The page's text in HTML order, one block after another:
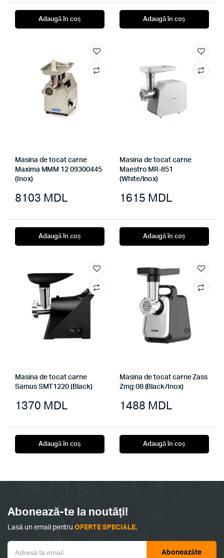
Adaugă în coș Adaugă în coș
Masina de tocat carne
Maxima MMM 12 09300445
(Inox)
8103 MDL
Adaugă în coș
Masina de tocat carne
Maestro MR-851
(White/Inox)
1615 MDL
Adaugă în coș
Masina de tocat carne
Samus SMT1220 (Black)
1370 MDL
Adaugă în coș
Masina de tocat carne Zass
Zmg 08 (Black/Inox)
1488 MDL
Adaugă în coș
Abonează-te la noutăți!
Lasă un email pentruOFERTE SPECIALE.
Aboneazăte